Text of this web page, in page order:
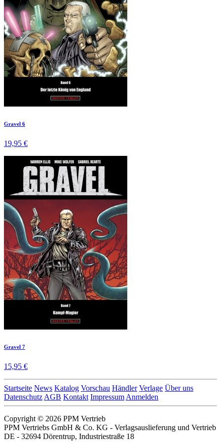
Gravel 6
19,95 €
Gravel 7
15,95 €
Startseite News Katalog Vorschau Händler Verlage Über uns
Datenschutz AGB Kontakt Impressum Anmelden
Copyright © 2026 PPM Vertrieb
PPM Vertriebs GmbH & Co. KG - Verlagsauslieferung und Vertrieb
DE - 32694 Dörentrup, Industriestraße 18